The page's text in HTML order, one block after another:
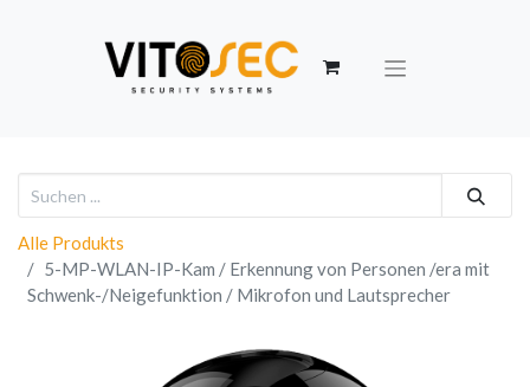
Alle Produkts
5-MP-WLAN-IP-Kam / Erkennung von Personen /era mit
Schwenk-/Neigefunktion / Mikrofon und Lautsprecher